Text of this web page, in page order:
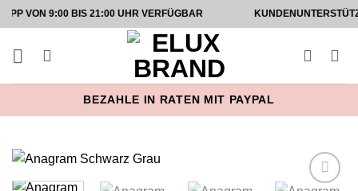
Zum
Inhalt
springen
9:00 BIS 21:00 UHR VERFÜGBAR KUNDENUNTERSTÜTZUNG
BEZAHLE IN RATEN MIT PAYPAL